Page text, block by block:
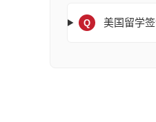
Q 美国留学签